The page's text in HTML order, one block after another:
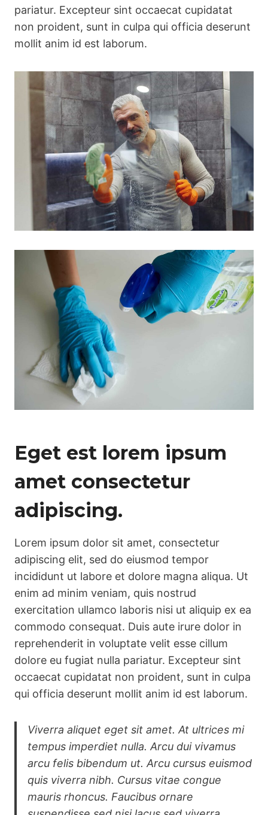
pariatur. Excepteur sint occaecat cupidatat
non proident, sunt in culpa qui officia deserunt
mollit anim id est laborum.
Eget est lorem ipsum
amet consectetur
adipiscing.
Lorem ipsum dolor sit amet, consectetur
adipiscing elit, sed do eiusmod tempor
incididunt ut labore et dolore magna aliqua. Ut
enim ad minim veniam, quis nostrud
exercitation ullamco laboris nisi ut aliquip ex ea
commodo consequat. Duis aute irure dolor in
reprehenderit in voluptate velit esse cillum
dolore eu fugiat nulla pariatur. Excepteur sint
occaecat cupidatat non proident, sunt in culpa
qui officia deserunt mollit anim id est laborum.
Viverra aliquet eget sit amet. At ultrices mi
tempus imperdiet nulla. Arcu dui vivamus
arcu felis bibendum ut. Arcu cursus euismod
quis viverra nibh. Cursus vitae congue
mauris rhoncus. Faucibus ornare